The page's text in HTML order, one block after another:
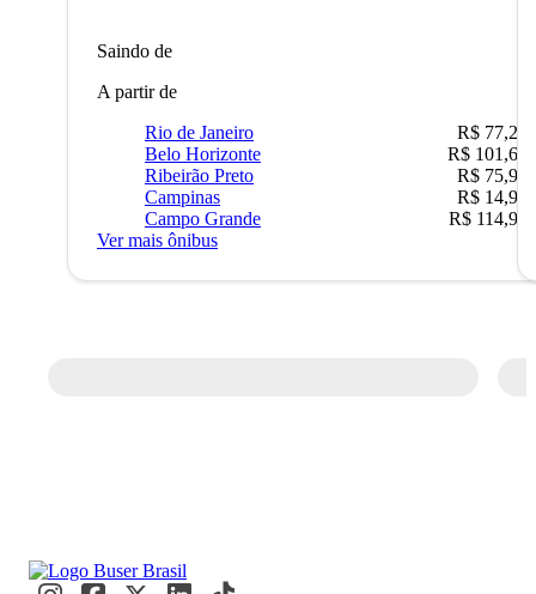
Saindo de
A partir de
Rio de Janeiro
R$ 77,22
Belo Horizonte
R$ 101,67
Ribeirão Preto
R$ 75,90
Campinas
R$ 14,90
Campo Grande
R$ 114,90
Ver mais ônibus